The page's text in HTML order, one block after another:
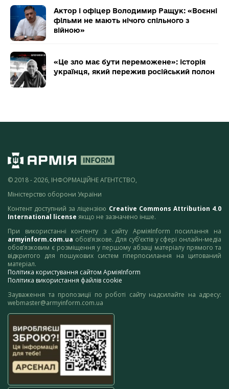
Актор і офіцер Володимир Ращук: «Воєнні
фільми не мають нічого спільного з
війною»
«Це зло має бути переможене»: історія
українця, який пережив російський полон
© 2018 - 2026, ІНФОРМАЦІЙНЕ АГЕНТСТВО,
Міністерство оборони України
Контент доступний за ліцензією Creative Commons Attribution 4.0
International license якщо не зазначено інше.
При використанні контенту з сайту АрміяInform посилання на
armyinform.com.ua обов’язкове. Для суб’єктів у сфері онлайн-медіа
обов’язковим є розміщення у першому абзаці матеріалу прямого та
відкритого для пошукових систем гіперпосилання на цитований
матеріал.
Політика користування сайтом АрміяInform
Політика використання файлів cookie
Зауваження та пропозиції по роботі сайту надсилайте на адресу:
webmaster@armyinform.com.ua